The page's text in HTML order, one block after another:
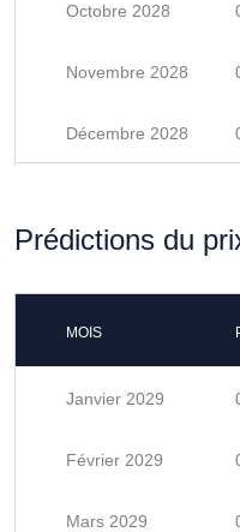
Octobre 2028
Novembre 2028
Décembre 2028
Prédictions du
MOIS
Janvier 2029
Février 2029
Mars 2029